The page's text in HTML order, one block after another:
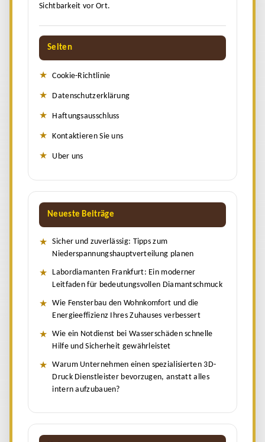
Sichtbarkeit vor Ort.
Seiten
Cookie-Richtlinie
Datenschutzerklärung
Haftungsausschluss
Kontaktieren Sie uns
Uber uns
Neueste Beiträge
Sicher und zuverlässig: Tipps zum
Niederspannungshauptverteilung planen
Labordiamanten Frankfurt: Ein moderner
Leitfaden für bedeutungsvollen Diamantschmuck
Wie Fensterbau den Wohnkomfort und die
Energieeffizienz Ihres Zuhauses verbessert
Wie ein Notdienst bei Wasserschäden schnelle
Hilfe und Sicherheit gewährleistet
Warum Unternehmen einen spezialisierten 3D-
Druck Dienstleister bevorzugen, anstatt alles
intern aufzubauen?